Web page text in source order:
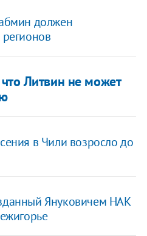
должен
Литвин не может
в Чили возросло до
Януковичем НАК